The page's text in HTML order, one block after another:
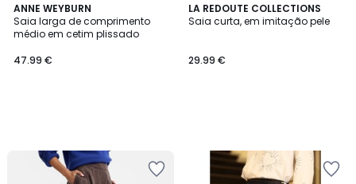
ANNE WEYBURN
Saia larga de comprimento
médio em cetim plissado
47.99 €
LA REDOUTE COLLECTIONS
Saia curta, em imitação pele
29.99 €